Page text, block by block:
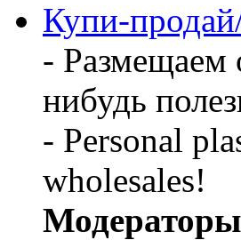
Купи-
- Размещаем
нибудь
- Personal
wholesales!